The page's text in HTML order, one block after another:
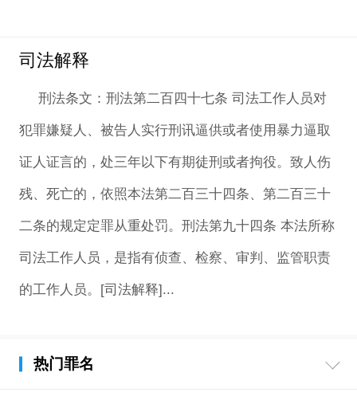
司法解释
刑法条文：刑法第二百四十七条 司法工作人员对
犯罪嫌疑人、被告人实行刑讯逼供或者使用暴力逼取
证人证言的，处三年以下有期徒刑或者拘役。致人伤
残、死亡的，依照本法第二百三十四条、第二百三十
二条的规定定罪从重处罚。刑法第九十四条 本法所称
司法工作人员，是指有侦查、检察、审判、监管职责
的工作人员。[司法解释]...
热门罪名